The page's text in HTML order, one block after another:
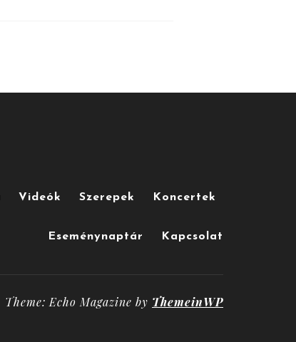
Videók Szerepek Koncertek
Eseménynaptár Kapcsolat
Theme: Echo Magazine by ThemeinWP